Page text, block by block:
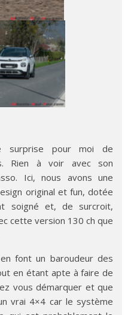
surprise pour moi de
Rien à voir avec son
Ici, nous avons une
original et fun, dotée
soigné et, de surcroit,
cette version 130 ch que
font un baroudeur des
en étant apte à faire de
vous démarquer et que
vrai 4×4 car le système